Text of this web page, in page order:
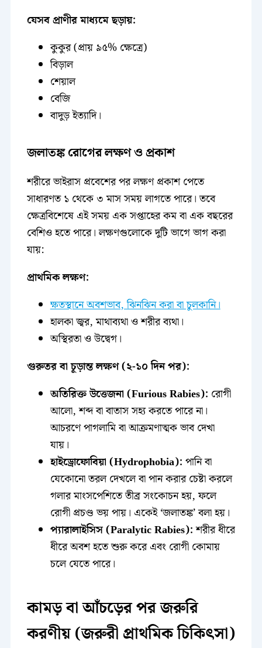
যেসব প্রাণীর মাধ্যমে ছড়ায়:
কুকুর (প্রায় ৯৫% ক্ষেত্রে)
বিড়াল
শেয়াল
বেজি
বাদুড় ইত্যাদি।
জলাতঙ্ক রোগের লক্ষণ ও প্রকাশ
শরীরে ভাইরাস প্রবেশের পর লক্ষণ প্রকাশ পেতে
সাধারণত ১ থেকে ৩ মাস সময় লাগতে পারে। তবে
ক্ষেত্রবিশেষে এই সময় এক সপ্তাহের কম বা এক বছরের
বেশিও হতে পারে। লক্ষণগুলোকে দুটি ভাগে ভাগ করা
যায়:
প্রাথমিক লক্ষণ:
ক্ষতস্থানে অবশভাব, ঝিনঝিন করা বা চুলকানি।
হালকা জ্বর, মাথাব্যথা ও শরীর ব্যথা।
অস্থিরতা ও উদ্বেগ।
গুরুতর বা চূড়ান্ত লক্ষণ (২-১০ দিন পর):
অতিরিক্ত উত্তেজনা (Furious Rabies): রোগী
আলো, শব্দ বা বাতাস সহ্য করতে পারে না।
আচরণে পাগলামি বা আক্রমণাত্মক ভাব দেখা
যায়।
হাইড্রোফোবিয়া (Hydrophobia): পানি বা
যেকোনো তরল দেখলে বা পান করার চেষ্টা করলে
গলার মাংসপেশিতে তীব্র সংকোচন হয়, ফলে
রোগী প্রচণ্ড ভয় পায়। একেই ‘জলাতঙ্ক’ বলা হয়।
প্যারালাইসিস (Paralytic Rabies):শরীর ধীরে
ধীরে অবশ হতে শুরু করে এবং রোগী কোমায়
চলে যেতে পারে।
কামড় বা আঁচড়ের পর জরুরি
করণীয় (জরুরী প্রাথমিক চিকিৎসা)